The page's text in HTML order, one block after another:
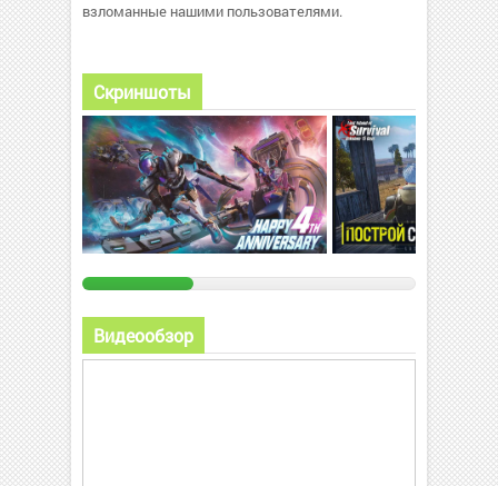
взломанные нашими пользователями.
Скриншоты
Видеообзор